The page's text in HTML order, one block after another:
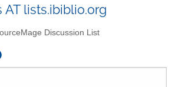
lists.ibiblio.org
Discussion List